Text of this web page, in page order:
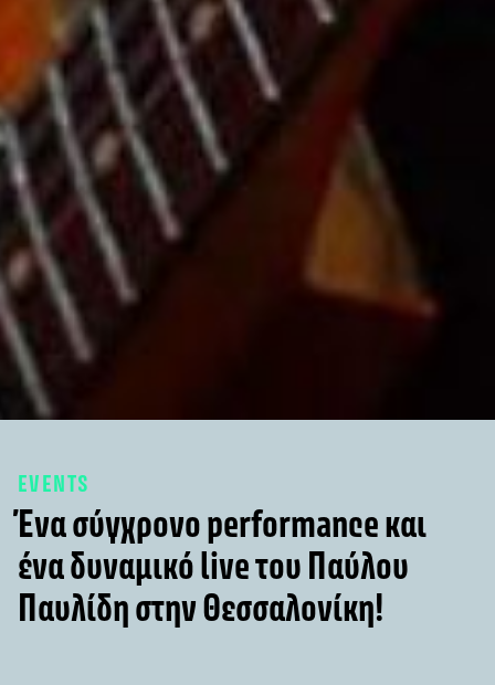
EVENTS
Ένα σύγχρονο performance και
ένα δυναμικό live του Παύλου
Παυλίδη στην Θεσσαλονίκη!